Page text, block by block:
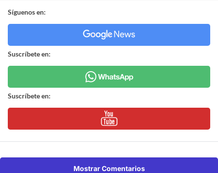
Síguenos en:
Suscríbete en:
Suscríbete en:
Mostrar Comentarios